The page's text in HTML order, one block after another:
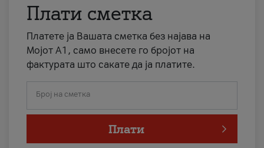
Плати сметка
Платете ја Вашата сметка без најава на
Мојот А1, само внесете го бројот на
фактурата што сакате да ја платите.
Број на сметка
Плати